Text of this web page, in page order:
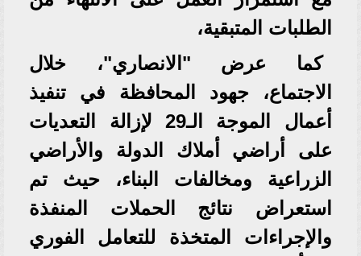
الطلبات المتبقية،
كما عرض "الانصاري"، خلال
الاجتماع، جهود المحافظة في تنفيذ
أعمال الموجة الـ29 لإزالة التعديات
على أراضي أملاك الدولة والأراضي
الزراعية ومخالفات البناء، حيث تم
استعراض نتائج الحملات المنفذة
والإجراءات المتخذة للتعامل الفوري